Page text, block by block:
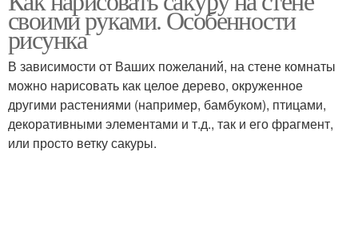
своими руками. Особенности
рисунка
В зависимости от Ваших пожеланий, на стене комнаты
можно нарисовать как целое дерево, окруженное
другими растениями (например, бамбуком), птицами,
декоративными элементами и т.д., так и его фрагмент,
или просто ветку сакуры.